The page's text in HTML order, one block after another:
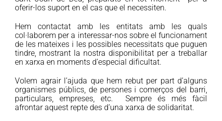
oferir-los suport en el cas que el necessiten.
Hem contactat amb les entitats amb les quals
col·laborem per a interessar-nos sobre el funcionament
de les mateixes i les possibles necessitats que puguen
tindre, mostrant la nostra disponibilitat per a treballar
en xarxa en moments d’especial dificultat.
Volem agrair l’ajuda que hem rebut per part d’alguns
organismes públics, de persones i comerços del barri,
particulars, empreses, etc. Sempre és més fàcil
afrontar aquest repte des d’una xarxa de solidaritat.